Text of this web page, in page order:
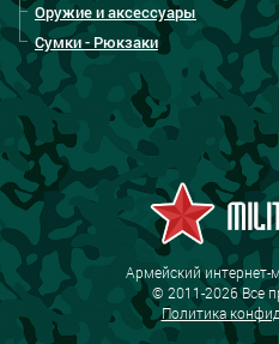
Оружие и аксессуары
Сумки - Рюкзаки
Армейский интернет-
© 2011-2026 Все
Политика